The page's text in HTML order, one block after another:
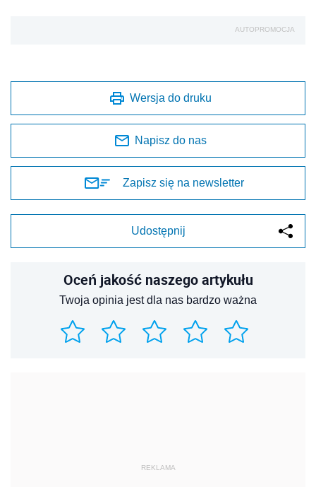
AUTOPROMOCJA
Wersja do druku
Napisz do nas
Zapisz się na newsletter
Udostępnij
Oceń jakość naszego artykułu
Twoja opinia jest dla nas bardzo ważna
REKLAMA